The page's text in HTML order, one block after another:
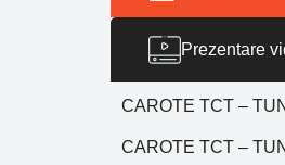
Prezentare
CAROTE TCT –
CAROTE TCT –